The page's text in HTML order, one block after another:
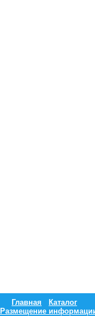
Главная
Каталог
Размещение